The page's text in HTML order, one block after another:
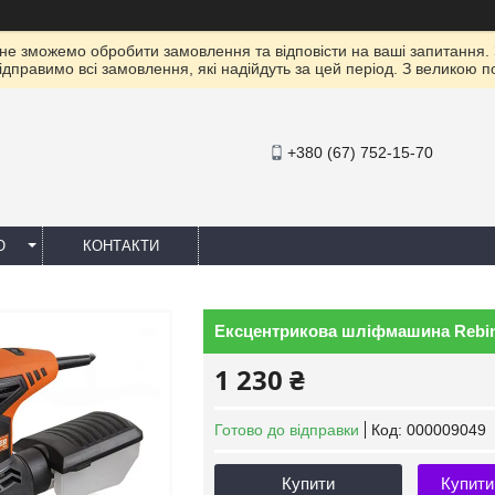
зможемо обробити замовлення та відповісти на ваші
всі замовлення, які надійдуть за цей період. З великою
+380 (67) 752-15-70
КОНТАКТИ
Ексцентрикова шліфмашина
1 230 ₴
Готово до відправки Код: 000009049
Купити